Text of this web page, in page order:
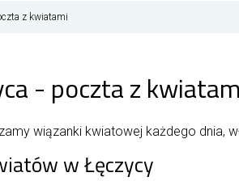
z kwiatami
- poczta z
wiązanki kwiatowej każdego dnia,
w Łęczycy